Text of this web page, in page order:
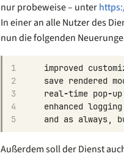
nur probeweise – unter
In einer an alle Nutzer des
nun die folgenden
1 improved
2
save rendered
3
real-time pop-up
4
enhanced logging
5
and as always,
Außerdem soll der Dienst